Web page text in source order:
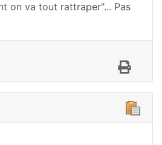
on va tout rattraper"... Pas